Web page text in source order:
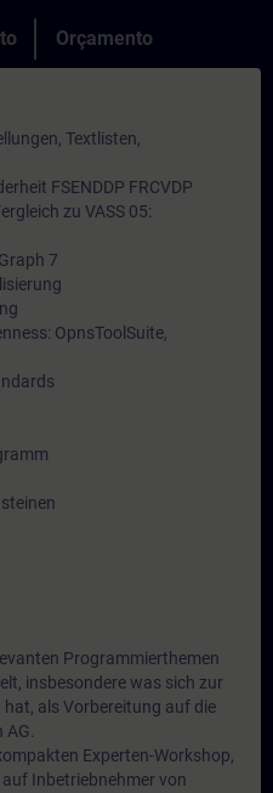
Orçamento
Textlisten,
FSENDDP FRCVDP
zu VASS 05:
7
OpnsToolSuite,
Programmierthemen
insbesondere was sich zur
als Vorbereitung auf die
Experten-Workshop,
Inbetriebnehmer von